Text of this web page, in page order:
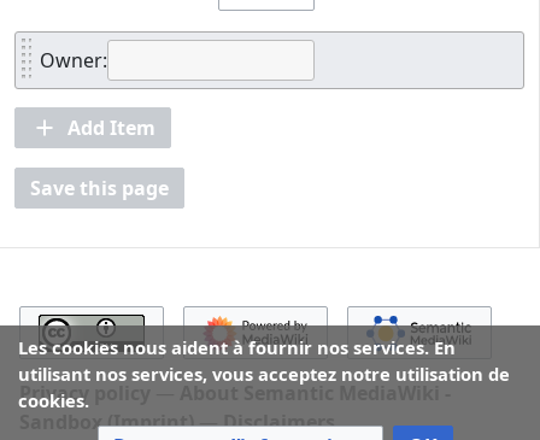
Owner:
Add Item
Save this page
Les cookies nous aident à fournir nos services. En
utilisant nos services, vous acceptez notre utilisation de
cookies.
Privacy policy
About Semantic MediaWiki -
Sandbox (Imprint)
Disclaimers